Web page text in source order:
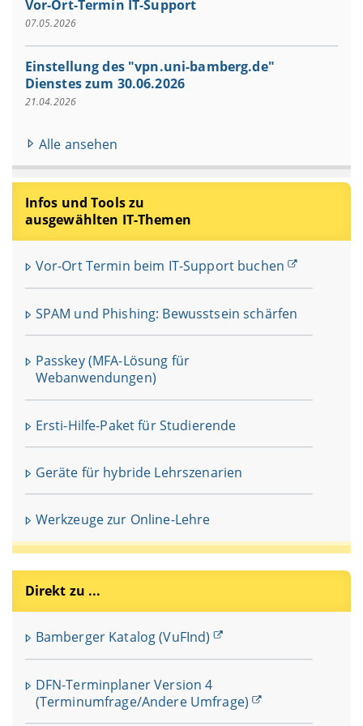
Infos und Tools zu
ausgewählten IT-Themen
Vor-Ort Termin beim IT-Support buchen
SPAM und Phishing: Bewusstsein schärfen
Passkey (MFA-Lösung für
Webanwendungen)
Ersti-Hilfe-Paket für Studierende
Geräte für hybride Lehrszenarien
Werkzeuge zur Online-Lehre
Direkt zu ...
Bamberger Katalog (VuFInd)
DFN-Terminplaner Version 4
(Terminumfrage/Andere Umfrage)
Vor-Ort-Termin IT-Support
07.05.2026
Einstellung des "vpn.uni-bamberg.de"
Dienstes zum 30.06.2026
21.04.2026
Alle ansehen